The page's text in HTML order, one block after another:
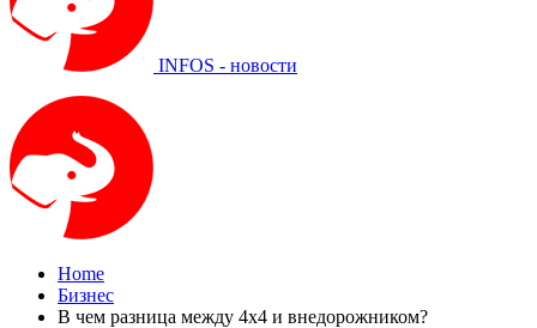
INFOS - новости
Home
Бизнес
В чем разница между 4х4 и внедорожником?